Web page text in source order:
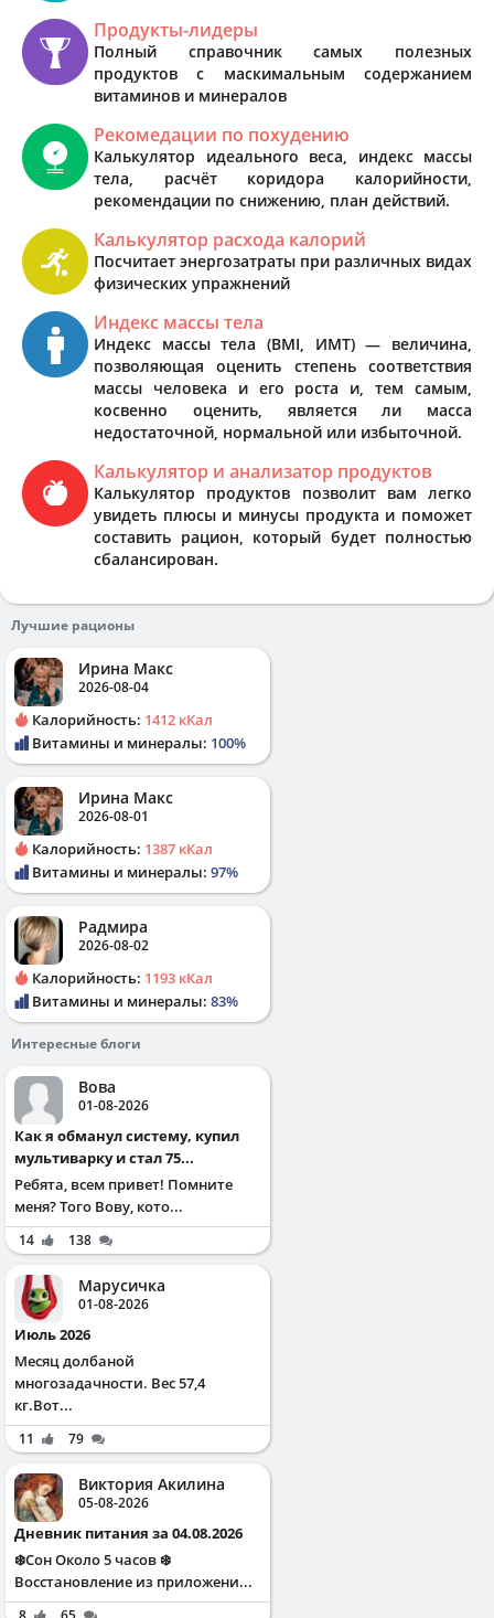
Продукты-лидеры
Полный справочник самых полезных
продуктов с маскимальным содержанием
витаминов и минералов
Рекомедации по похудению
Калькулятор идеального веса, индекс массы
тела, расчёт коридора калорийности,
рекомендации по снижению, план действий.
Калькулятор расхода калорий
Посчитает энергозатраты при различных видах
физических упражнений
Индекс массы тела
Индекс массы тела (BMI, ИМТ) — величина,
позволяющая оценить степень соответствия
массы человека и его роста и, тем самым,
косвенно оценить, является ли масса
недостаточной, нормальной или избыточной.
Калькулятор и анализатор продуктов
Калькулятор продуктов позволит вам легко
увидеть плюсы и минусы продукта и поможет
составить рацион, который будет полностью
сбалансирован.
Лучшие рационы
Ирина Макс
2026-08-04
Калорийность: 1412 кКал
Витамины и минералы: 100%
Ирина Макс
2026-08-01
Калорийность: 1387 кКал
Витамины и минералы: 97%
Радмира
2026-08-02
Калорийность: 1193 кКал
Витамины и минералы: 83%
Интересные блоги
Вова
01-08-2026
Как я обманул систему, купил
мультиварку и стал 75...
Ребята, всем привет! Помните
меня? Того Вову, кото...
14 138
Марусичка
01-08-2026
Июль 2026
Месяц долбаной
многозадачности. Вес 57,4
кг.Вот...
11 79
Виктория Акилина
05-08-2026
Дневник питания за 04.08.2026
❄️Сон Около 5 часов ❄️
Восстановление из приложени...